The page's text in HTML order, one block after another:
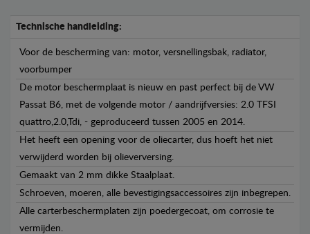
Technische handleiding:
Voor de bescherming van: motor, versnellingsbak, radiator,
voorbumper
De motor beschermplaat is nieuw en past perfect bij de VW
Passat B6, met de volgende motor / aandrijfversies: 2.0 TFSI
quattro,2.0,Tdi, - geproduceerd tussen 2005 en 2014.
Het heeft een opening voor de oliecarter, dus hoeft het niet
verwijderd worden bij olieverversing.
Gemaakt van 2 mm dikke Staalplaat.
Schroeven, moeren, alle bevestigingsaccessoires zijn inbegrepen.
Alle carterbeschermplaten zijn poedergecoat, om corrosie te
vermijden.